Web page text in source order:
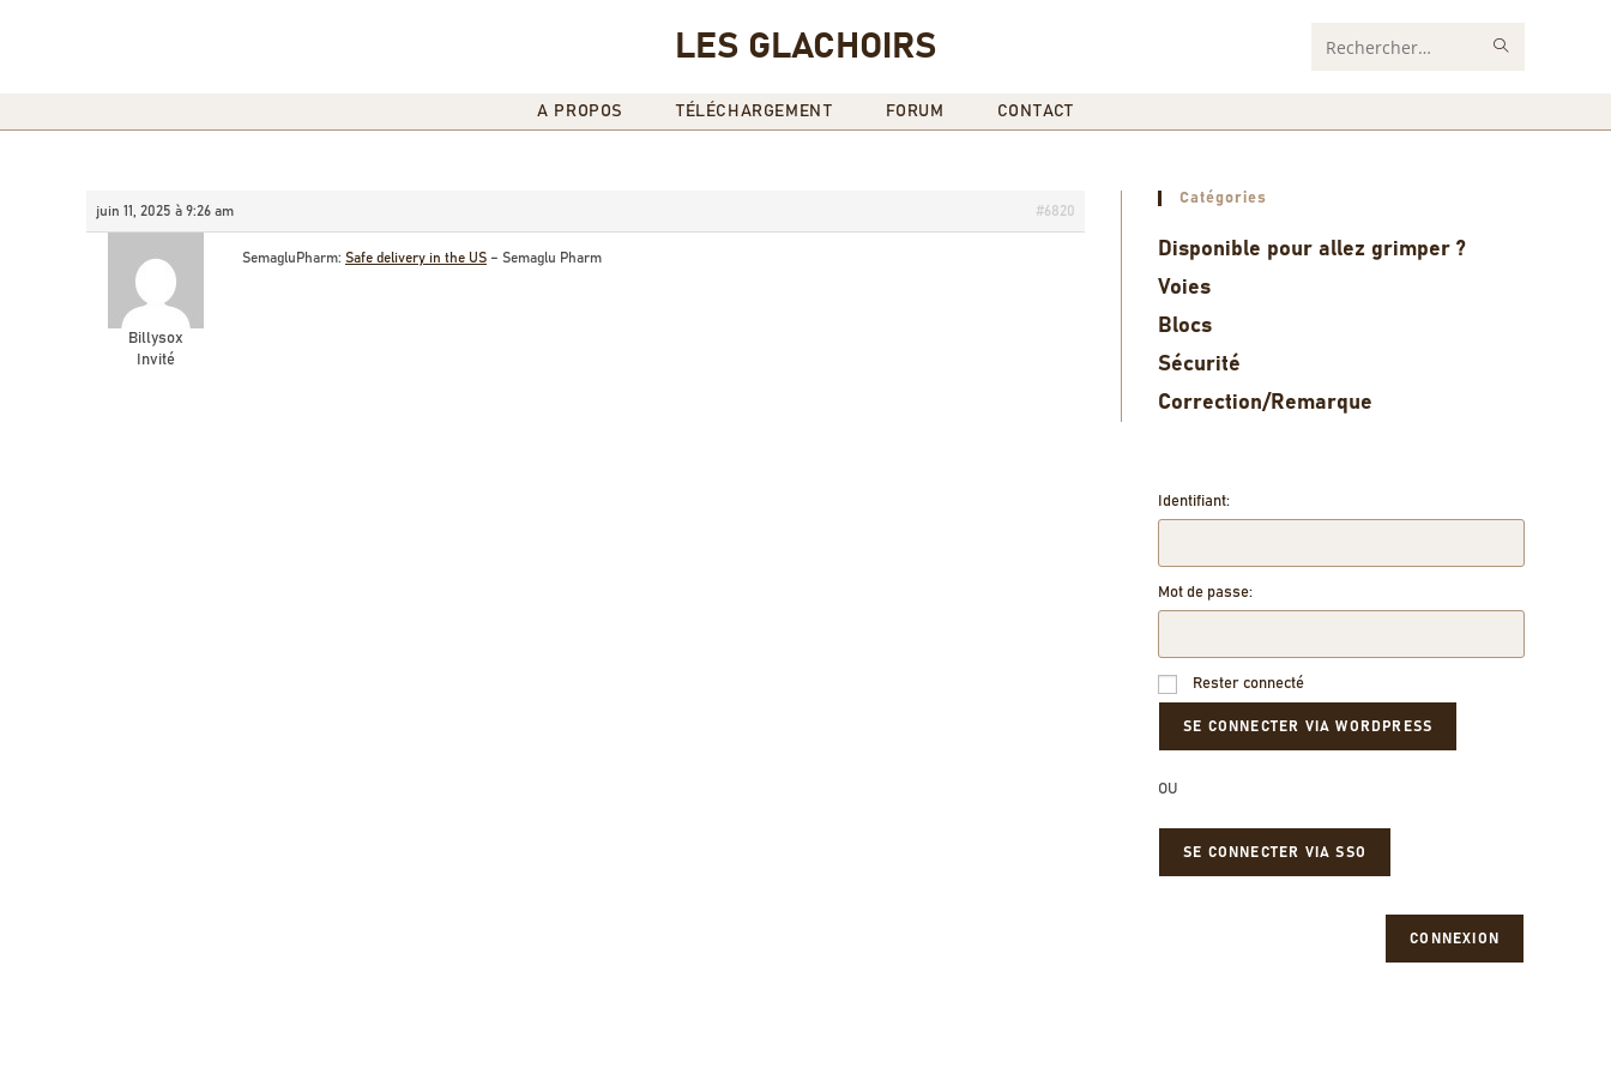
LES GLACHOIRS Rechercher
A PROPOS TÉLÉCHARGEMENT FORUM CONTACT
juin 11, 2025 à 9:26 am #6820
Billysox
Invité
SemagluPharm: Safe delivery in the US – Semaglu Pharm
Catégories
Disponible pour allez grimper ?
Voies
Blocs
Sécurité
Correction/Remarque
Identifiant:
Mot de passe:
Rester connecté
OU
SE CONNECTER VIA SSO
CONNEXION